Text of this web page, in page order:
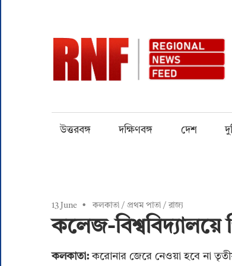
content
Quantity
উত্তরবঙ্গ দক্ষিণবঙ্গ দেশ
13 June কলকাতা / প্রথম পাতা /রাজ্য
কলেজ-বিশ্ববিদ্যালয়ে
কলকাতা: করোনার জেরে নেওয়া হবে না তৃতীয়